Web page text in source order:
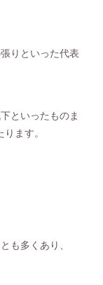
りといった代表
といったものま
ます。
も多くあり、